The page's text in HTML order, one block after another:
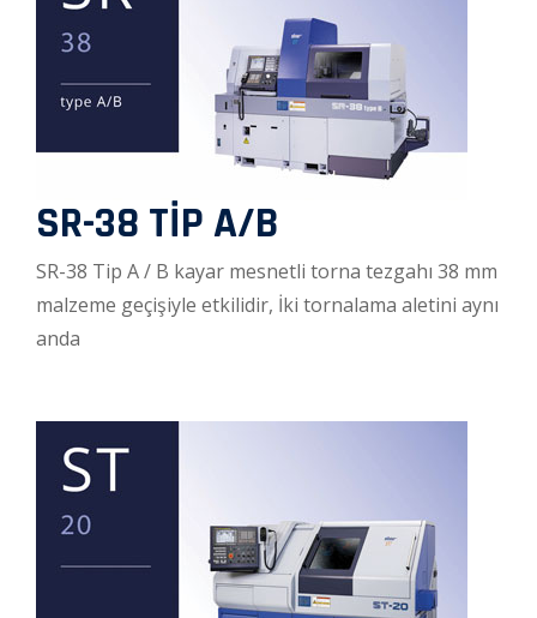
SR-38 TİP A/B
SR-38 Tip A / B kayar mesnetli torna tezgahı 38 mm
malzeme geçişiyle etkilidir, İki tornalama aletini aynı
anda